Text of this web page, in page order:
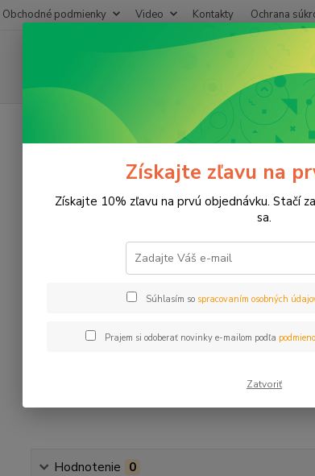
Obchodné podmienky Video Kontakty Ochrana
Lepený, Zváraný plast N kríž 3/4" SxSxSxS
N kríž 3/4" SxSxSxS
Hodnotenie 0
Získajte zľavu na
Získajte 10% zľavu na prvú objednávku. Stačí
sa.
Súhlasím so spracovaním osobných
Prajem si odoberať novinky e-mailom podľa
Zatvoriť